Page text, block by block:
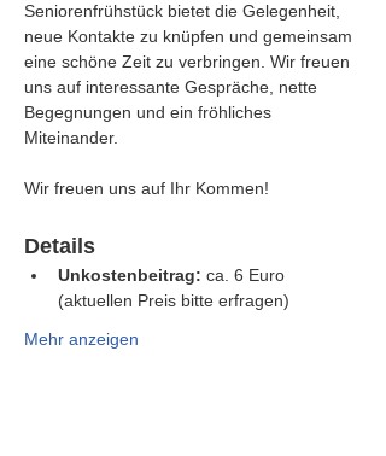
Seniorenfrühstück bietet die Gelegenheit,
neue Kontakte zu knüpfen und gemeinsam
eine schöne Zeit zu verbringen. Wir freuen
uns auf interessante Gespräche, nette
Begegnungen und ein fröhliches
Miteinander.
Wir freuen uns auf Ihr Kommen!
Details
Unkostenbeitrag: ca. 6 Euro
(aktuellen Preis bitte erfragen)
Mehr anzeigen